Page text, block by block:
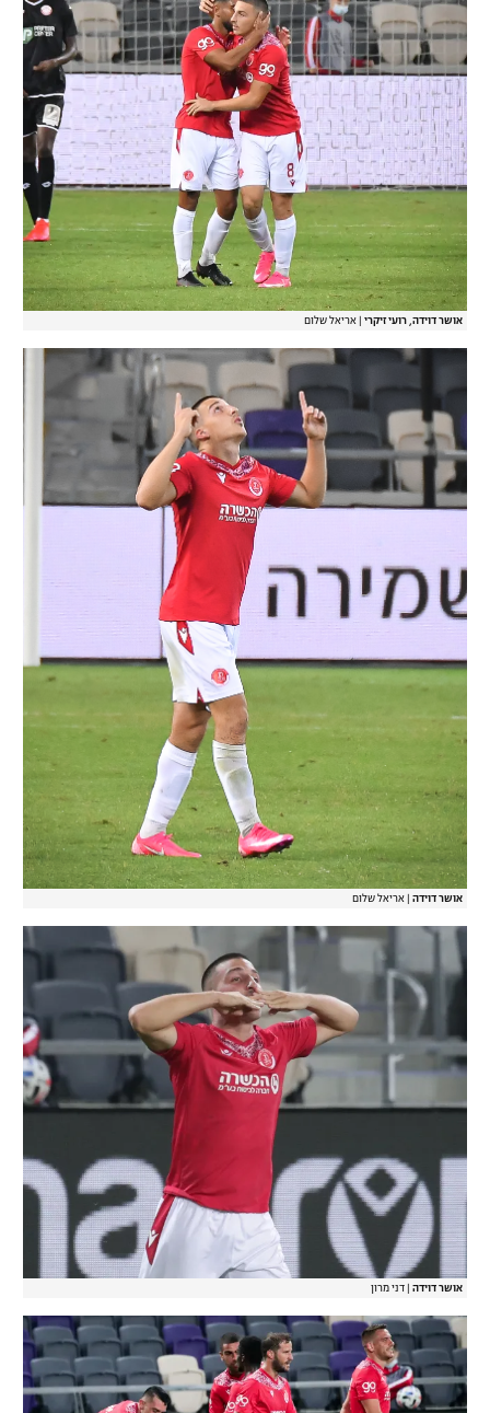
אושר דוידה, רועי זיקרי אריאל שלום
אושר דוידה אריאל שלום
אושר דוידה דני מרון